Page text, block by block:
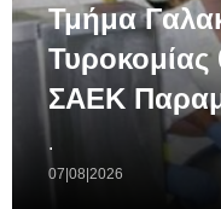
Τμήμα
Τυροκομίας
ΣΑΕΚ
.
07|08|2026